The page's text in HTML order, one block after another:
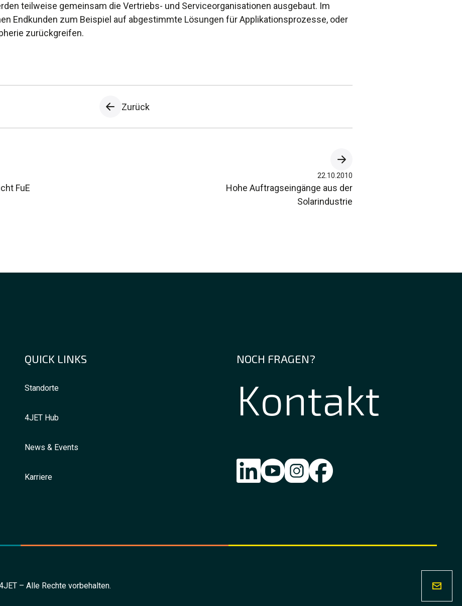
teilweise gemeinsam die Vertriebs- und Serviceorganisationen ausgebaut. Im
Endkunden zum Beispiel auf abgestimmte Lösungen für Applikationsprozesse, oder
zurückgreifen.
Zurück
FuE
22.10.2010
Hohe Auftragseingänge aus der
Solarindustrie
QUICK LINKS
Standorte
4JET Hub
News & Events
Karriere
NOCH FRAGEN?
Kontakt
– Alle Rechte vorbehalten.